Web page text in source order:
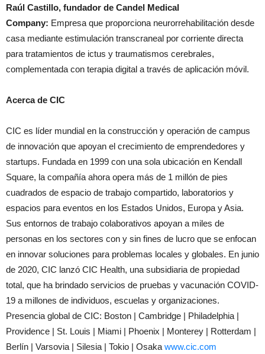
Raúl Castillo, fundador de Candel Medical
Company: Empresa que proporciona neurorrehabilitación desde
casa mediante estimulación transcraneal por corriente directa
para tratamientos de ictus y traumatismos cerebrales,
complementada con terapia digital a través de aplicación móvil.
Acerca de CIC
CIC es líder mundial en la construcción y operación de campus
de innovación que apoyan el crecimiento de emprendedores y
startups. Fundada en 1999 con una sola ubicación en Kendall
Square, la compañía ahora opera más de 1 millón de pies
cuadrados de espacio de trabajo compartido, laboratorios y
espacios para eventos en los Estados Unidos, Europa y Asia.
Sus entornos de trabajo colaborativos apoyan a miles de
personas en los sectores con y sin fines de lucro que se enfocan
en innovar soluciones para problemas locales y globales. En junio
de 2020, CIC lanzó CIC Health, una subsidiaria de propiedad
total, que ha brindado servicios de pruebas y vacunación COVID-
19 a millones de individuos, escuelas y organizaciones.
Presencia global de CIC: Boston | Cambridge | Philadelphia |
Providence | St. Louis | Miami | Phoenix | Monterey | Rotterdam |
Berlín | Varsovia | Silesia | Tokio | Osaka www.cic.com